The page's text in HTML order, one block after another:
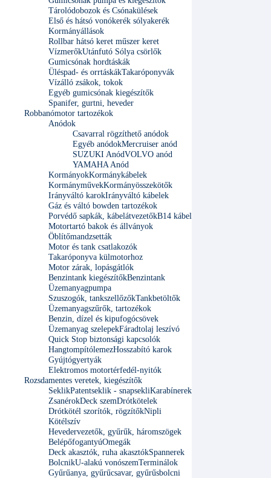
Tárolódobozok és Csónakülések
Első és hátsó vonókerék sólyakerék
Kormányállások
Rollbar hátsó keret műszer keret
VízmerőkUtánfutó Sólya csörlők
Gumicsónak hordtáskák
Üléspad- és orrtáskákTakaróponyvák
Vízálló zsákok, tokok
Egyéb gumicsónak kiegészítők
Spanifer, gurtni, heveder
Robbanómotor tartozékok
Anódok
Csavarral rögzíthető anódok
Egyéb anódokMercruiser anód
SUZUKI AnódVOLVO anód
YAMAHA Anód
KormányokKormánykábelek
KormányművekKormányösszekötők
Irányváltó karokIrányváltó kábelek
Gáz és váltó bowden tartozékok
Porvédő sapkák, kábelátvezetőkB14 kábel
Motortartó bakok és állványok
Öblítőmandzsetták
Motor és tank csatlakozók
Takaróponyva külmotorhoz
Motor zárak, lopásgátlók
Benzintank kiegészítőkBenzintank
Üzemanyagpumpa
Szuszogók, tankszellőzőkTankbetöltők
Üzemanyagszűrők, tartozékok
Benzin, dízel és kipufogócsövek
Üzemanyag szelepekFáradtolaj leszívó
Quick Stop biztonsági kapcsolók
HangtompítólemezHosszabító karok
Gyújtógyertyák
Elektromos motortérfedél-nyitók
Rozsdamentes veretek, kiegészítők
SeklikPatentseklik - snapsekliKarabínerek
ZsanérokDeck szemDrótkötelek
Drótkötél szorítók, rögzítőkNipli
Kötélszív
Hevedervezetők, gyűrűk, háromszögek
BelépőfogantyúOmegák
Deck akasztók, ruha akasztókSpannerek
BolcnikU-alakú vonószemTerminálok
Gyűrűanya, gyűrűcsavar, gyűrűsbolcni